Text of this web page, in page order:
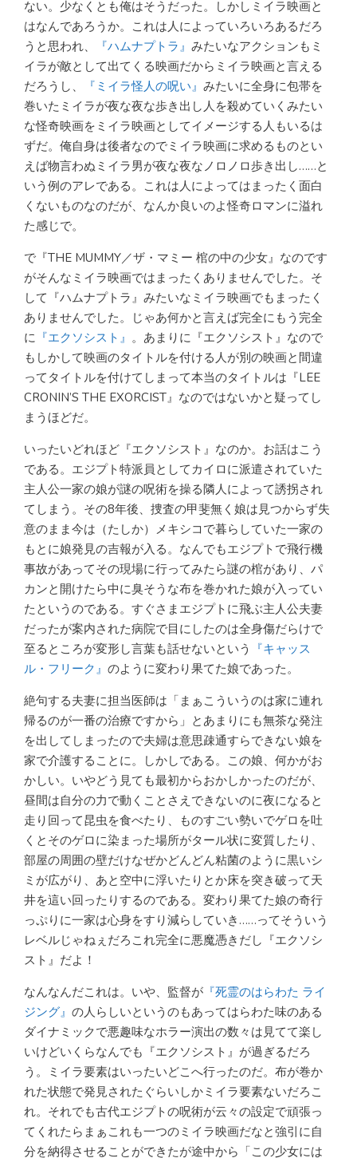
ない。少なくとも俺はそうだった。しかしミイラ映画と
はなんであろうか。これは人によっていろいろあるだろ
うと思われ、
『ハムナプトラ』 みたいなアクションもミ
イラが敵として出てくる映画だからミイラ映画と言える
だろうし、
『ミイラ怪人の呪い』 みたいに全身に包帯を
巻いたミイラが夜な夜な歩き出し人を殺めていくみたい
な怪奇映画をミイラ映画としてイメージする人もいるは
ずだ。俺自身は後者なのでミイラ映画に求めるものとい
えば物言わぬミイラ男が夜な夜なノロノロ歩き出し……と
いう例のアレである。これは人によってはまったく面白
くないものなのだが、なんか良いのよ怪奇ロマンに溢れ
た感じで。
で『THE MUMMY／ザ・マミー 棺の中の少女』なのです
がそんなミイラ映画ではまったくありませんでした。そ
して『ハムナプトラ』みたいなミイラ映画でもまったく
ありませんでした。じゃあ何かと言えば完全にもう完全
に 『エクソシスト』 。あまりに『エクソシスト』なので
もしかして映画のタイトルを付ける人が別の映画と間違
ってタイトルを付けてしまって本当のタイトルは『LEE
CRONIN’S THE EXORCIST』なのではないかと疑ってし
まうほどだ。
いったいどれほど『エクソシスト』なのか。お話はこう
である。エジプト特派員としてカイロに派遣されていた
主人公一家の娘が謎の呪術を操る隣人によって誘拐され
てしまう。その8年後、捜査の甲斐無く娘は見つからず失
意のまま今は（たしか）メキシコで暮らしていた一家の
もとに娘発見の吉報が入る。なんでもエジプトで飛行機
事故があってその現場に行ってみたら謎の棺があり、パ
カンと開けたら中に臭そうな布を巻かれた娘が入ってい
たというのである。すぐさまエジプトに飛ぶ主人公夫妻
だったが案内された病院で目にしたのは全身傷だらけで
至るところが変形し言葉も話せないという
『キャッス
ル・フリーク』 のように変わり果てた娘であった。
絶句する夫妻に担当医師は「まぁこういうのは家に連れ
帰るのが一番の治療ですから」とあまりにも無茶な発注
を出してしまったので夫婦は意思疎通すらできない娘を
家で介護することに。しかしである。この娘、何かがお
かしい。いやどう見ても最初からおかしかったのだが、
昼間は自分の力で動くことさえできないのに夜になると
走り回って昆虫を食べたり、ものすごい勢いでゲロを吐
くとそのゲロに染まった場所がタール状に変質したり、
部屋の周囲の壁だけなぜかどんどん粘菌のように黒いシ
ミが広がり、あと空中に浮いたりとか床を突き破って天
井を這い回ったりするのである。変わり果てた娘の奇行
っぷりに一家は心身をすり減らしていき……ってそういう
レベルじゃねぇだろこれ完全に悪魔憑きだし『エクソシ
スト』だよ！
なんなんだこれは。いや、監督が 『死霊のはらわた ライ
ジング』 の人らしいというのもあってはらわた味のある
ダイナミックで悪趣味なホラー演出の数々は見てて楽し
いけどいくらなんでも『エクソシスト』が過ぎるだろ
う。ミイラ要素はいったいどこへ行ったのだ。布が巻か
れた状態で発見されたぐらいしかミイラ要素ないだろこ
れ。それでも古代エジプトの呪術が云々の設定で頑張っ
てくれたらまぁこれも一つのミイラ映画だなと強引に自
分を納得させることができたが途中から「この少女には